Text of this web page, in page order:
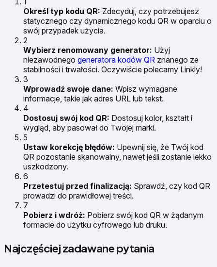
Określ typ kodu QR: Zdecyduj, czy potrzebujesz
statycznego czy dynamicznego kodu QR w oparciu o
swój przypadek użycia.
2
Wybierz renomowany generator: Użyj
niezawodnego generatora kodów QR znanego ze
stabilności i trwałości. Oczywiście polecamy Linkly!
3
Wprowadź swoje dane: Wpisz wymagane
informacje, takie jak adres URL lub tekst.
4
Dostosuj swój kod QR: Dostosuj kolor, kształt i
wygląd, aby pasował do Twojej marki.
5
Ustaw korekcję błędów: Upewnij się, że Twój kod
QR pozostanie skanowalny, nawet jeśli zostanie lekko
uszkodzony.
6
Przetestuj przed finalizacją: Sprawdź, czy kod QR
prowadzi do prawidłowej treści.
7
Pobierz i wdróż: Pobierz swój kod QR w żądanym
formacie do użytku cyfrowego lub druku.
Najczęściej zadawane pytania